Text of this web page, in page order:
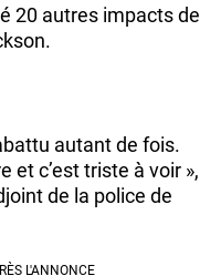
20 autres impacts de
autant de fois.
et c’est triste à voir »,
de la police de